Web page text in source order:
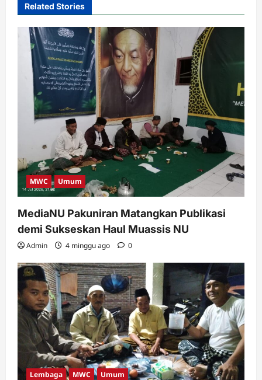
Related Stories
MWC Umum
MediaNU Pakuniran Matangkan Publikasi
demi Sukseskan Haul Muassis NU
Admin 4 minggu ago 0
Lembaga MWC Umum